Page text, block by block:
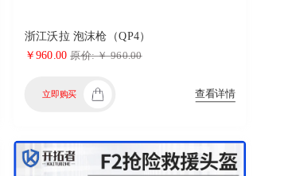
浙江沃拉 泡沫枪（QP4）
￥960.00原价: ￥ 960.00
立即购买 查看详情